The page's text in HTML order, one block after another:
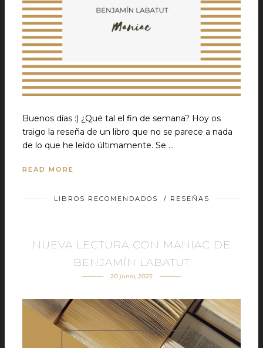
Buenos días :) ¿Qué tal el fin de semana? Hoy os
traigo la reseña de un libro que no se parece a nada
de lo que he leído últimamente. Se …
READ MORE
LIBROS RECOMENDADOS / RESEÑAS
NUEVA LECTURA CON MANIAC DE
BENJAMÍN LABATUT
20 junio, 2025